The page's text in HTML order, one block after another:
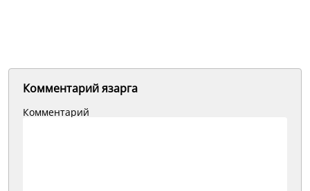
Комментарий язарга
Комментарий